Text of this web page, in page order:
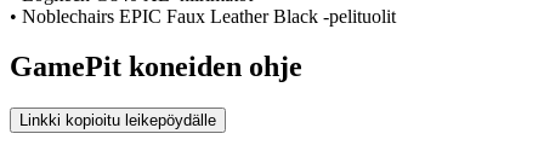
• Noblechairs EPIC Faux Leather Black -pelituolit
GamePit koneiden ohje
Linkki kopioitu leikepöydälle